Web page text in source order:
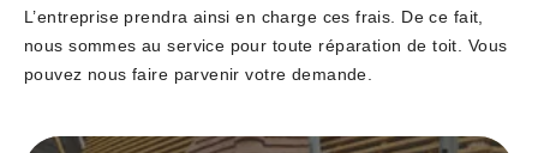
L’entreprise prendra ainsi en charge ces frais. De ce fait,
nous sommes au service pour toute réparation de toit. Vous
pouvez nous faire parvenir votre demande.